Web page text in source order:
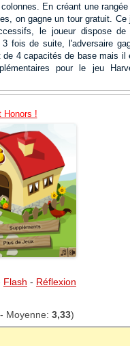
En créant une
on gagne un tour gratuit. Ce
le joueur dispose de
fois de suite, l'adversaire
de 4 capacités de base mais il
pour le jeu
Honors !
Flash - Réflexion
Moyenne: 3,33)